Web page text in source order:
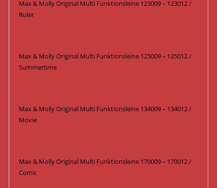
Max & Molly Original Multi Funktionsleine 123009 – 123012 /
Ruler
Max & Molly Original Multi Funktionsleine 125009 – 125012 /
Summertime
Max & Molly Original Multi Funktionsleine 134009 – 134012 /
Movie
Max & Molly Original Multi Funktionsleine 170009 – 170012 /
Comic